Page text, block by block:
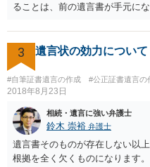
ることは、前の遺言書が手元
してもらって 診断書を取得し
作成するのがよいと思います
から、弁護士に依頼して手続き
3 遺言状の効力について
#自筆証書遺言の作成 #公正証書遺言の
2018年8月23日
相続・遺言に強い弁護士
鈴木 崇裕 弁護士
遺言書そのものが存在しない以
根拠を全く欠くものになります